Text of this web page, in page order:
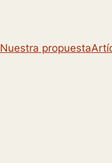
Nuestra propuesta